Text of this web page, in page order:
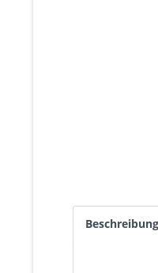
Beschreibung